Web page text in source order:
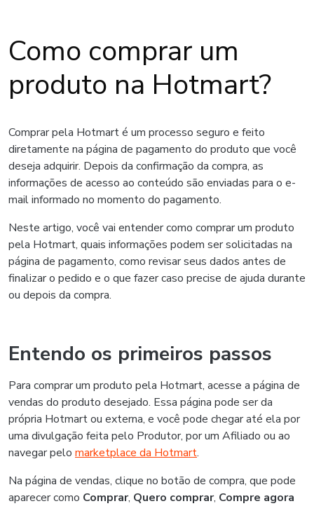
Como comprar um
produto na Hotmart?
Comprar pela Hotmart é um processo seguro e feito
diretamente na página de pagamento do produto que você
deseja adquirir. Depois da confirmação da compra, as
informações de acesso ao conteúdo são enviadas para o e-
mail informado no momento do pagamento.
Neste artigo, você vai entender como comprar um produto
pela Hotmart, quais informações podem ser solicitadas na
página de pagamento, como revisar seus dados antes de
finalizar o pedido e o que fazer caso precise de ajuda durante
ou depois da compra.
Entendo os primeiros passos
Para comprar um produto pela Hotmart, acesse a página de
vendas do produto desejado. Essa página pode ser da
própria Hotmart ou externa, e você pode chegar até ela por
uma divulgação feita pelo Produtor, por um Afiliado ou ao
navegar pelo marketplace da Hotmart.
Na página de vendas, clique no botão de compra, que pode
aparecer como Comprar, Quero comprar, Compre agora